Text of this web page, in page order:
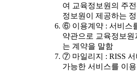
여 교육정보원의 주
정보원이 제공하는
⑥ 이용계약 : 서비스
약관으로 교육정보
는 계약을 말함
⑦ 마일리지 : RISS
가능한 서비스를 이